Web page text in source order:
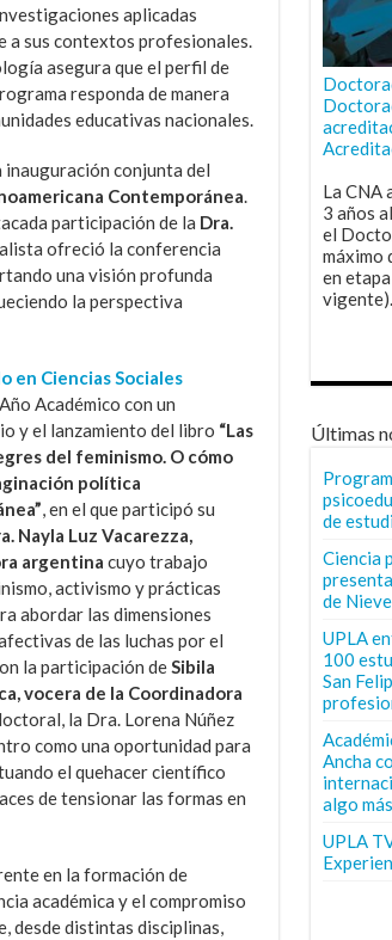
aplicadas
a sus contextos profesionales.
asegura que el perfil de
responda de manera
educativas nacionales.
conjunta del
Contemporánea
participación de la Dra.
ofreció la conferencia
una visión profunda
la perspectiva
en Ciencias Sociales
Académico con un
y el lanzamiento del libro “Las
del feminismo. O cómo
política
, en el que participó su
Nayla Luz Vacarezza,
argentina cuyo trabajo
activismo y prácticas
abordar las dimensiones
de las luchas por el
la participación de Sibila
vocera de la Coordinadora
la Dra. Lorena Núñez
como una oportunidad para
el quehacer científico
de tensionar las formas en
en la formación de
académica y el compromiso
desde distintas disciplinas,
La CNA
3 años
el
máximo
en
vigente).
Últimas
de
Ciencia
de
UPLA
100
San
Ancha
algo
UPLA